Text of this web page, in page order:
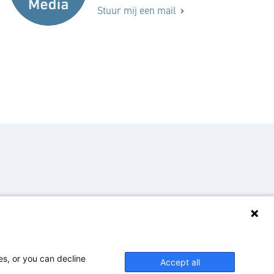
Stuur mij een mail
or you can decline Accept all